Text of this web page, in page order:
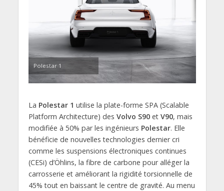
Polestar 1
La Polestar 1 utilise la plate-forme SPA (Scalable
Platform Architecture) des Volvo S90et V90, mais
modifiée à 50% par les ingénieurs Polestar. Elle
bénéficie de nouvelles technologies dernier cri
comme les suspensions électroniques continues
(CESi) d’Öhlins, la fibre de carbone pour alléger la
carrosserie et améliorant la rigidité torsionnelle de
45% tout en baissant le centre de gravité. Au menu